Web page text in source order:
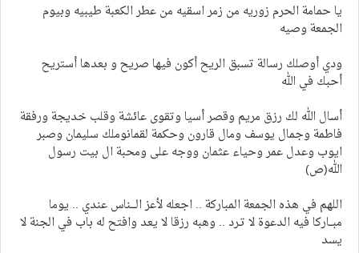
يا حمامة الحرم زوريه من زمر اسقيه من عطر الكعبة طيبيه وبيوم
الجمعة وصيه
ودي أوصلك رسالة تسبق الريح أكون فيها صريح و بعدها أستريح
أحبك في الله
أسال الله لك رزق مريم وقصر أسيا وتقوى عائشة وقلب خديجة ورفقة
فاطمة وجمال يوسف ومال قارون وحكمة لقمانوملك سليمان وصبر
ايوب وعدل عمر وحياء عثمان ووجه على ومحبة ال بيت رسول
الله(ص)
اللهم في هذه الجمعة المباركة .. اجعله لأعز الـــناس عندي .. يوما
مبــاركا فيه الدعوة لا تـرد .. وهبه رزقا لا يعد وافتح له باب في الجنة لا
يسد